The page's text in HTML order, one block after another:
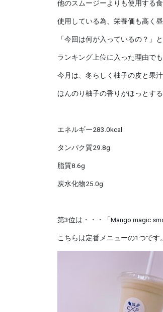
他のスムージーよりも使用する
使用している為、栄養価も高く
「今回は何が入っているの？」
ランキング上位に入った理由でも
今月は、冬らしく柚子の皮と果汁
ほんのり柚子の香りがほっとする
エネルギー283.0kcal
タンパク質29.8g
脂質8.6g
炭水化物25.0g
第3位は・・・「Mango magic
こちらは定番メニューの1つです。